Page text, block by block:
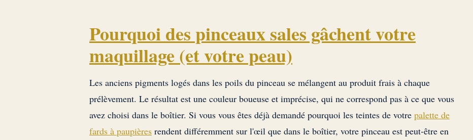
Pourquoi des pinceaux sales gâchent votre
maquillage (et votre peau)
Les anciens pigments logés dans les poils du pinceau se mélangent au produit frais à chaque
prélèvement. Le résultat est une couleur boueuse et imprécise, qui ne correspond pas à ce que vous
avez choisi dans le boîtier. Si vous vous êtes déjà demandé pourquoi les teintes de votre palette de
fards à paupières rendent différemment sur l'œil que dans le boîtier, votre pinceau est peut-être en